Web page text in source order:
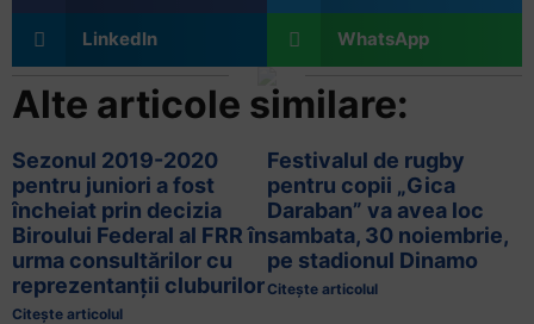
LinkedIn WhatsApp
Alte articole similare:
Sezonul 2019-2020
pentru juniori a fost
încheiat prin decizia
Biroului Federal al FRR în
urma consultărilor cu
reprezentanții cluburilor
Citește articolul
Festivalul de rugby
pentru copii „Gica
Daraban” va avea loc
sambata, 30 noiembrie,
pe stadionul Dinamo
Citește articolul